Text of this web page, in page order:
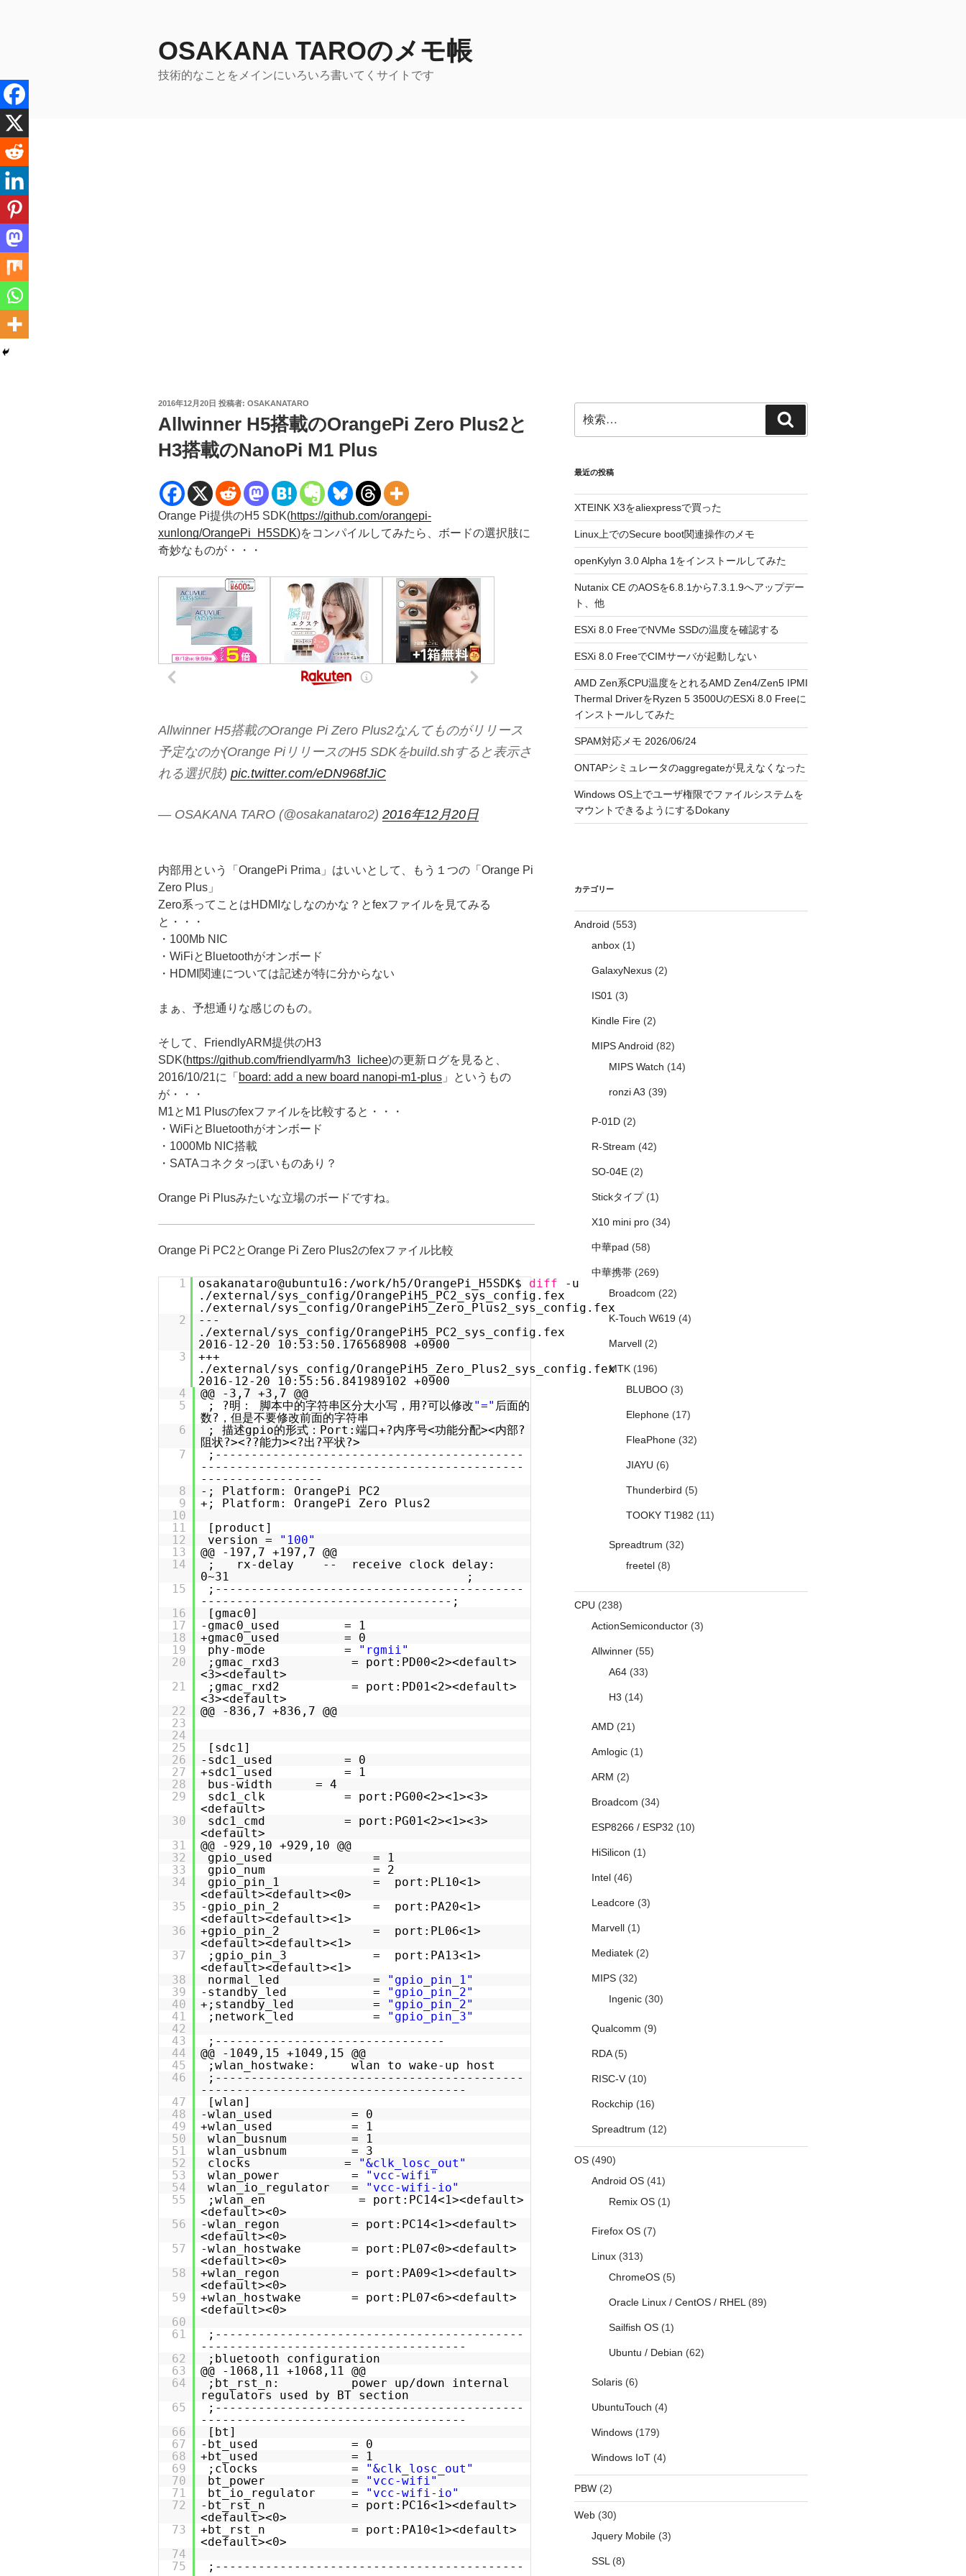
へ
ス
キ
プ
OSAKANA TAROのメモ帳
技術的なことをメインにいろいろ書いてくサイトです
投
日:
2016年12月20日 投稿者: OSAKANATARO
Allwinner H5搭載のOrangePi Zero Plus2と
H3搭載のNanoPi M1 Plus
Orange Pi提供のH5 SDK(https://github.com/orangepi-
xunlong/OrangePi_H5SDK)をコンパイルしてみたら、ボードの選択肢に
奇妙なものが・・・
Allwinner H5搭載のOrange Pi Zero Plus2なんてものがリリース
予定なのか(Orange PiリリースのH5 SDKをbuild.shすると表示さ
れる選択肢) pic.twitter.com/eDN968fJiC
— OSAKANA TARO (@osakanataro2) 2016年12月20日
内部用という「OrangePi Prima」はいいとして、もう１つの「Orange Pi
Zero Plus」
Zero系ってことはHDMIなしなのかな？とfexファイルを見てみる
と・・・
・100Mb NIC
・WiFiとBluetoothがオンボード
・HDMI関連については記述が特に分からない
まぁ、予想通りな感じのもの。
そして、FriendlyARM提供のH3
SDK(https://github.com/friendlyarm/h3_lichee)の更新ログを見ると、
2016/10/21に「 board: add a new board nanopi-m1-plus 」というもの
が・・・
M1とM1 Plusのfexファイルを比較すると・・・
・WiFiとBluetoothがオンボード
・1000Mb NIC搭載
・SATAコネクタっぽいものあり？
Orange Pi Plusみたいな立場のボードですね。
Orange Pi PC2とOrange Pi Zero Plus2のfexファイル比較
1 osakanataro@ubuntu16:/work/h5/OrangePi_H5SDK$ diff
-u
./external/sys_config/OrangePiH5_PC2_sys_config.fex
./external/sys_config/OrangePiH5_Zero_Plus2_sys_config.fex
2
---
./external/sys_config/OrangePiH5_PC2_sys_config.fex
2016-12-20 10:53:50.176568908 +0900
3
+++
./external/sys_config/OrangePiH5_Zero_Plus2_sys_config.fex
2016-12-20 10:55:56.841989102 +0900
4
@@ -3,7 +3,7 @@
5
; ?明： 脚本中的字符串区分大小写，用?可以修改"=" 后面的
数?，但是不要修改前面的字符串
6
; 描述gpio的形式：Port:端口+?内序号<功能分配><内部?
阻状?><??能力><?出?平状?>
7
;-------------------------------------------
---------------------------------------------
-----------------
8
-; Platform: OrangePi PC2
9
+; Platform: OrangePi Zero Plus2
10
11
[product]
12
version =
"100"
13
@@ -197,7 +197,7 @@
14
; rx-delay -- receive clock delay:
0~31 ;
15
;-------------------------------------------
-----------------------------------;
16
[gmac0]
17
-gmac0_used = 1
18
+gmac0_used = 0
19
phy-mode =
"rgmii"
20
;gmac_rxd3 = port:PD00<2><default>
<3><default>
21
;gmac_rxd2 = port:PD01<2><default>
<3><default>
22
@@ -836,7 +836,7 @@
23
24
25
[sdc1]
26
-sdc1_used = 0
27
+sdc1_used = 1
28
bus-width = 4
29
sdc1_clk = port:PG00<2><1><3>
<default>
30
sdc1_cmd = port:PG01<2><1><3>
<default>
31
@@ -929,10 +929,10 @@
32
gpio_used = 1
33
gpio_num = 2
34
gpio_pin_1 = port:PL10<1>
<default><default><0>
35
-gpio_pin_2 = port:PA20<1>
<default><default><1>
36
+gpio_pin_2 = port:PL06<1>
<default><default><1>
37
;gpio_pin_3 = port:PA13<1>
<default><default><1>
38
normal_led =
"gpio_pin_1"
39
-standby_led =
"gpio_pin_2"
40
+;standby_led =
"gpio_pin_2"
41
;network_led =
"gpio_pin_3"
42
43
;--------------------------------
44
@@ -1049,15 +1049,15 @@
45
;wlan_hostwake: wlan to wake-up host
46
;-------------------------------------------
-------------------------------------
47
[wlan]
48
-wlan_used = 0
49
+wlan_used = 1
50
wlan_busnum = 1
51
wlan_usbnum = 3
52
clocks =
"&clk_losc_out"
53
wlan_power =
"vcc-wifi"
54
wlan_io_regulator =
"vcc-wifi-io"
55
;wlan_en = port:PC14<1><default>
<default><0>
56
-wlan_regon = port:PC14<1><default>
<default><0>
57
-wlan_hostwake = port:PL07<0><default>
<default><0>
58
+wlan_regon = port:PA09<1><default>
<default><0>
59
+wlan_hostwake = port:PL07<6><default>
<default><0>
60
61
;-------------------------------------------
-------------------------------------
62
;bluetooth configuration
63
@@ -1068,11 +1068,11 @@
64
;bt_rst_n: power up/down internal
regulators used by BT section
65
;-------------------------------------------
-------------------------------------
66
[bt]
67
-bt_used = 0
68
+bt_used = 1
69
;clocks =
"&clk_losc_out"
70
bt_power =
"vcc-wifi"
71
bt_io_regulator =
"vcc-wifi-io"
72
-bt_rst_n = port:PC16<1><default>
<default><0>
73
+bt_rst_n = port:PA10<1><default>
<default><0>
74
75
;-------------------------------------------
索:
索
最近の投稿
XTEINK X3をaliexpressで買った
Linux上でのSecure boot関連操作のメモ
openKylyn 3.0 Alpha 1をインストールしてみた
Nutanix CE のAOSを6.8.1から7.3.1.9へアップデー
ト、他
ESXi 8.0 FreeでNVMe SSDの温度を確認する
ESXi 8.0 FreeでCIMサーバが起動しない
AMD Zen系CPU温度をとれるAMD Zen4/Zen5 IPMI
Thermal DriverをRyzen 5 3500UのESXi 8.0 Freeに
インストールしてみた
SPAM対応メモ 2026/06/24
ONTAPシミュレータのaggregateが見えなくなった
Windows OS上でユーザ権限でファイルシステムを
マウントできるようにするDokany
カテゴリー
Android (553)
anbox(1)
GalaxyNexus(2)
IS01(3)
Kindle Fire(2)
MIPS Android (82)
MIPS Watch (14)
ronzi A3 (39)
P-01D(2)
R-Stream (42)
SO-04E(2)
Stickタイプ(1)
X10 mini pro(34)
中華pad (58)
中華携帯(269)
Broadcom (22)
K-Touch W619(4)
Marvell(2)
MTK(196)
BLUBOO(3)
Elephone(17)
FleaPhone(32)
JIAYU (6)
Thunderbird (5)
TOOKY T1982 (11)
Spreadtrum (32)
freetel(8)
CPU (238)
ActionSemiconductor(3)
Allwinner(55)
A64(33)
H3 (14)
AMD(21)
Amlogic(1)
ARM (2)
Broadcom (34)
ESP8266 / ESP32 (10)
HiSilicon (1)
Intel(46)
Leadcore(3)
Marvell(1)
Mediatek(2)
MIPS(32)
Ingenic(30)
Qualcomm (9)
RDA(5)
RISC-V(10)
Rockchip(16)
Spreadtrum (12)
OS(490)
Android OS(41)
Remix OS(1)
Firefox OS(7)
Linux(313)
ChromeOS(5)
Oracle Linux / CentOS / RHEL(89)
Sailfish OS(1)
Ubuntu / Debian (62)
Solaris(6)
UbuntuTouch (4)
Windows(179)
Windows IoT(4)
PBW(2)
Web(30)
Jquery Mobile(3)
SSL(8)